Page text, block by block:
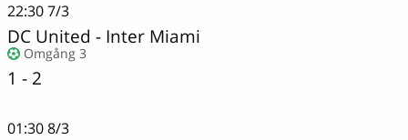
22:307/3
DC United - Inter Miami
Omgång 3
1 - 2
01:308/3